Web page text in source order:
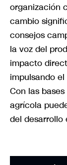
organización
cambio
consejos
la voz del
impacto
impulsando
Con las
agrícola
del desarrollo